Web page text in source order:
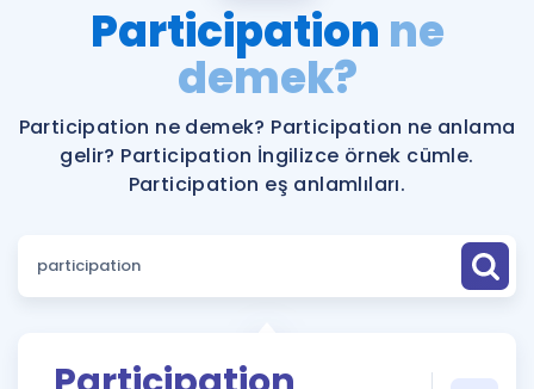
Şifremi Hatırlamıyorum
Katılımcı Görüşleri
Faydalı Araçlar
Ücretsiz Kaynaklar
Puan Hesaplama
İngilizce Gramer
Participation ne
demek?
Participation ne demek? Participation ne anlama
gelir? Participation İngilizce örnek cümle.
Participation eş anlamlıları.